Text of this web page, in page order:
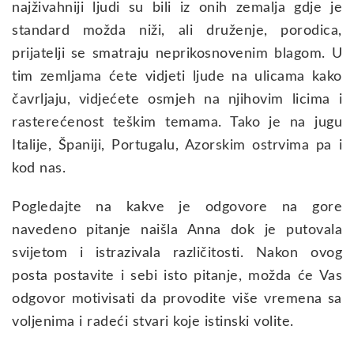
najživahniji ljudi su bili iz onih zemalja gdje je
standard možda niži, ali druženje, porodica,
prijatelji se smatraju neprikosnovenim blagom. U
tim zemljama ćete vidjeti ljude na ulicama kako
čavrljaju, vidjećete osmjeh na njihovim licima i
rasterećenost teškim temama. Tako je na jugu
Italije, Španiji, Portugalu, Azorskim ostrvima pa i
kod nas.
Pogledajte na kakve je odgovore na gore
navedeno pitanje naišla Anna dok je putovala
svijetom i istrazivala različitosti. Nakon ovog
posta postavite i sebi isto pitanje, možda će Vas
odgovor motivisati da provodite više vremena sa
voljenima i radeći stvari koje istinski volite.